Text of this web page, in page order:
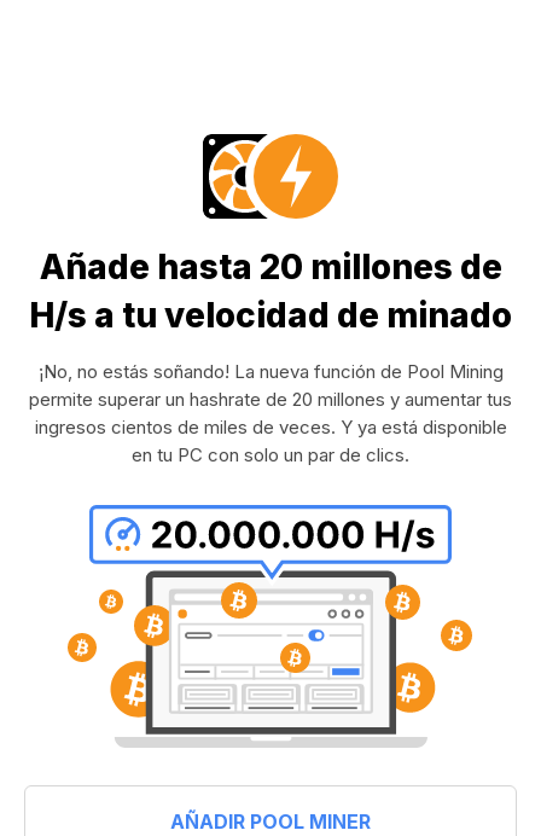
Añade hasta 20 millones de
H/s a tu velocidad de minado
¡No, no estás soñando! La nueva función de Pool Mining
permite superar un hashrate de 20 millones y aumentar tus
ingresos cientos de miles de veces. Y ya está disponible
en tu PC con solo un par de clics.
AÑADIR POOL MINER